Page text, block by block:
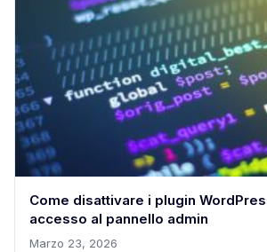
Come disattivare i plugin
accesso al pannello admin
Marzo 23, 2026